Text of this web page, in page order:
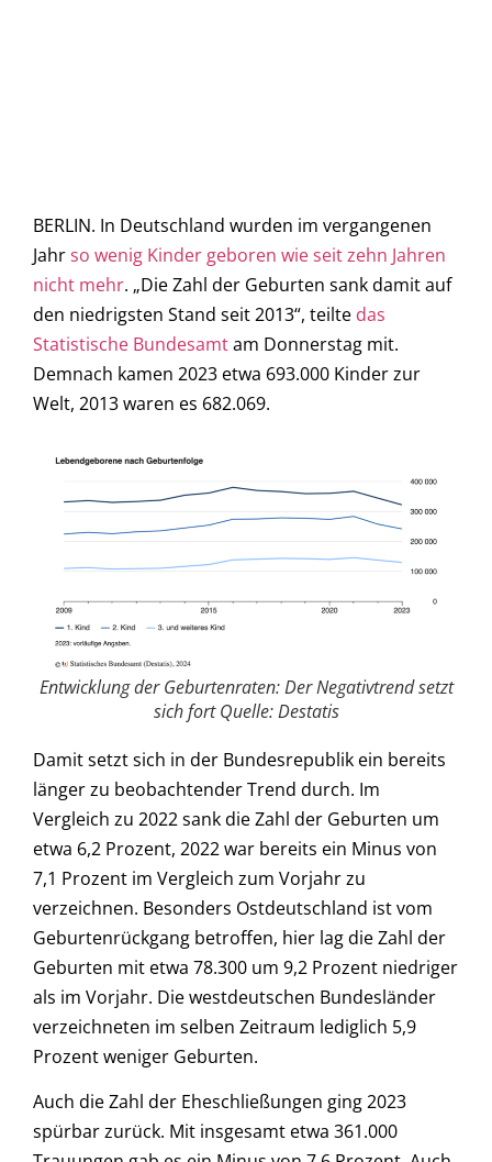
BERLIN. In Deutschland wurden im vergangenen
Jahrso wenig Kinder geboren wie seit zehn Jahren
nicht mehr. „Die Zahl der Geburten sank damit auf
den niedrigsten Stand seit 2013“, teilte das
Statistische Bundesamtam Donnerstag mit.
Demnach kamen 2023 etwa 693.000 Kinder zur
Welt, 2013 waren es 682.069.
Entwicklung der Geburtenraten: Der Negativtrend setzt
sich fort Quelle: Destatis
Damit setzt sich in der Bundesrepublik ein bereits
länger zu beobachtender Trend durch. Im
Vergleich zu 2022 sank die Zahl der Geburten um
etwa 6,2 Prozent, 2022 war bereits ein Minus von
7,1 Prozent im Vergleich zum Vorjahr zu
verzeichnen. Besonders Ostdeutschland ist vom
Geburtenrückgang betroffen, hier lag die Zahl der
Geburten mit etwa 78.300 um 9,2 Prozent niedriger
als im Vorjahr. Die westdeutschen Bundesländer
verzeichneten im selben Zeitraum lediglich 5,9
Prozent weniger Geburten.
Auch die Zahl der Eheschließungen ging 2023
spürbar zurück. Mit insgesamt etwa 361.000